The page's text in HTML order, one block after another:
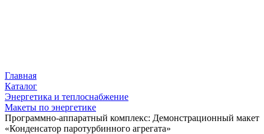
Главная
Каталог
Энергетика и теплоснабжение
Макеты по энергетике
Программно-аппаратный комплекс: Демонстрационный макет
«Конденсатор паротурбинного агрегата»